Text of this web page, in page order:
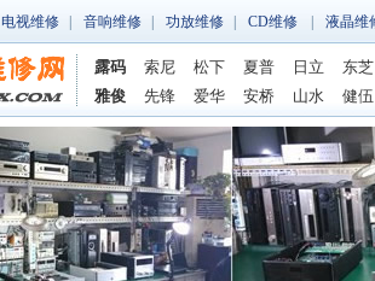
电视维修 音响维修 功放维修 CD维修 液晶维
露码 索尼 松下 夏普 日立
东芝
雅俊
先锋 爱华 安桥 山水 健伍